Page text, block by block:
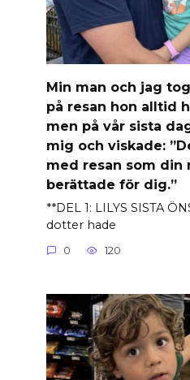
Min man och jag
på resan hon alltid
men på vår sista
mig och viskade:
med resan som din
berättade för dig.”
**DEL 1: LILYS SISTA
dotter hade
0 120